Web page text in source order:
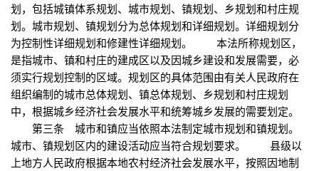
划，包括城镇体系规划、城市规划、镇规划、乡规划和村庄规
划。城市规划、镇规划分为总体规划和详细规划。详细规划分
为控制性详细规划和修建性详细规划。 本法所称规划区，
是指城市、镇和村庄的建成区以及因城乡建设和发展需要，必
须实行规划控制的区域。规划区的具体范围由有关人民政府在
组织编制的城市总体规划、镇总体规划、乡规划和村庄规划
中，根据城乡经济社会发展水平和统筹城乡发展的需要划定。
第三条 城市和镇应当依照本法制定城市规划和镇规划。
城市、镇规划区内的建设活动应当符合规划要求。 县级以
上地方人民政府根据本地农村经济社会发展水平，按照因地制